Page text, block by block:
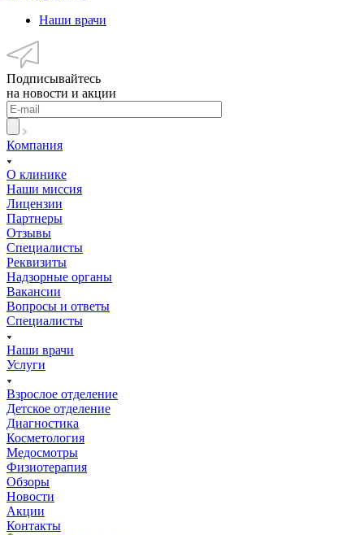
Наши врачи
Подписывайтесь
на новости и акции
Компания
О клинике
Наши миссия
Лицензии
Партнеры
Отзывы
Специалисты
Реквизиты
Надзорные органы
Вакансии
Вопросы и ответы
Специалисты
Наши врачи
Услуги
Взрослое отделение
Детское отделение
Диагностика
Косметология
Медосмотры
Физиотерапия
Обзоры
Новости
Акции
Контакты